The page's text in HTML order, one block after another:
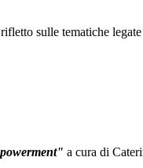
sulle tematiche legate
a cura di